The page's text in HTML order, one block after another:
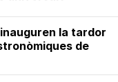
la tardor
de